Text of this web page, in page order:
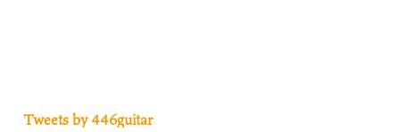
Tweets by 446guitar